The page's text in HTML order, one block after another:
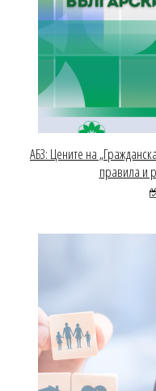
АБЗ: Цените на
правила и